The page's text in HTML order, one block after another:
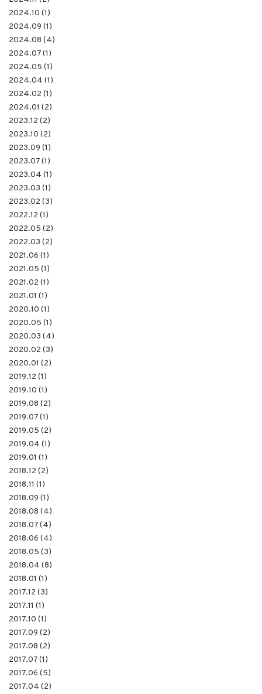
2024.10 (1)
2024.09 (1)
2024.08 (4)
2024.07 (1)
2024.05 (1)
2024.04 (1)
2024.02 (1)
2024.01 (2)
2023.12 (2)
2023.10 (2)
2023.09 (1)
2023.07 (1)
2023.04 (1)
2023.03 (1)
2023.02 (3)
2022.12 (1)
2022.05 (2)
2022.03 (2)
2021.06 (1)
2021.05 (1)
2021.02 (1)
2021.01 (1)
2020.10 (1)
2020.05 (1)
2020.03 (4)
2020.02 (3)
2020.01 (2)
2019.12 (1)
2019.10 (1)
2019.08 (2)
2019.07 (1)
2019.05 (2)
2019.04 (1)
2019.01 (1)
2018.12 (2)
2018.11 (1)
2018.09 (1)
2018.08 (4)
2018.07 (4)
2018.06 (4)
2018.05 (3)
2018.04 (8)
2018.01 (1)
2017.12 (3)
2017.11 (1)
2017.10 (1)
2017.09 (2)
2017.08 (2)
2017.07 (1)
2017.06 (5)
2017.04 (2)